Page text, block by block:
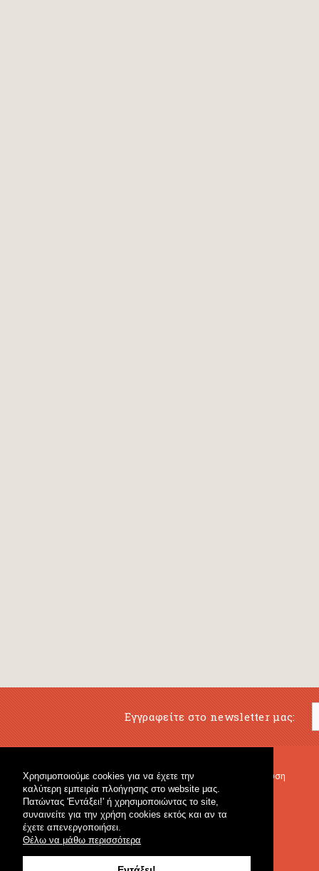
Χρησιμοποιούμε cookies για να έχετε την
καλύτερη εμπειρία πλοήγησης στο website μας.
Πατώντας 'Εντάξει!' ή χρησιμοποιώντας το site,
συναινείτε για την χρήση cookies εκτός και αν τα
έχετε απενεργοποιήσει.
Θέλω να μάθω περισσότερα
Εγγραφείτε στο newsletter μας:
Μουσικό Βιβλιοπωλείο
Κρουστά & Εκπαιδευτικό Υλικό
Γενικό Βιβλιοπωλείο
Μουσική Εκπαίδευση
Fagotto Blog